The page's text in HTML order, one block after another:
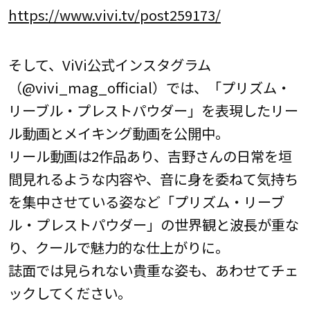
https://www.vivi.tv/post259173/
そして、ViVi公式インスタグラム
（@vivi_mag_official）では、「プリズム・
リーブル・プレストパウダー」を表現したリー
ル動画とメイキング動画を公開中。
リール動画は2作品あり、吉野さんの日常を垣
間見れるような内容や、音に身を委ねて気持ち
を集中させている姿など「プリズム・リーブ
ル・プレストパウダー」の世界観と波長が重な
り、クールで魅力的な仕上がりに。
誌面では見られない貴重な姿も、あわせてチェ
ックしてください。